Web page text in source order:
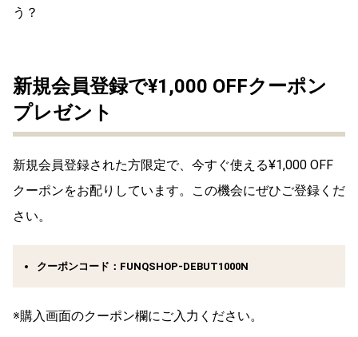
う？
新規会員登録で¥1,000 OFFクーポン
プレゼント
新規会員登録された方限定で、今すぐ使える¥1,000 OFF
クーポンをお配りしています。この機会にぜひご登録くだ
さい。
クーポンコード： FUNQSHOP-DEBUT1000N
※購入画面のクーポン欄にご入力ください。